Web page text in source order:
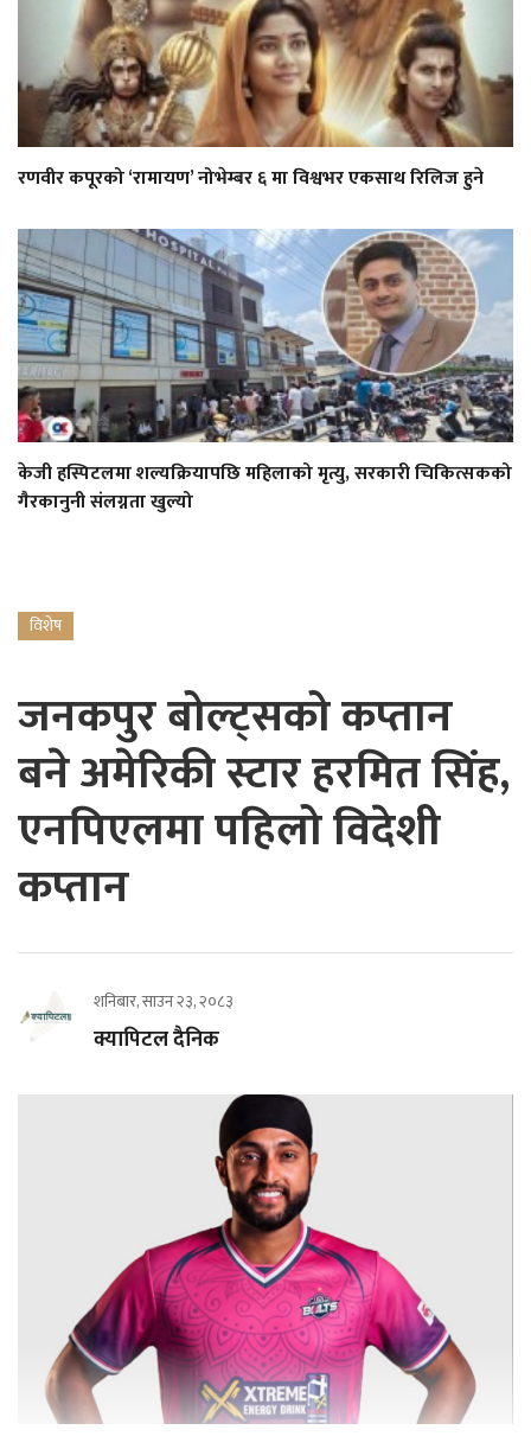
रणवीर कपूरको ‘रामायण’ नोभेम्बर ६ मा विश्वभर एकसाथ रिलिज हुने
केजी हस्पिटलमा शल्यक्रियापछि महिलाको मृत्यु, सरकारी चिकित्सकको
गैरकानुनी संलग्नता खुल्यो
विशेष
जनकपुर बोल्ट्सको कप्तान
बने अमेरिकी स्टार हरमित सिंह,
एनपिएलमा पहिलो विदेशी
कप्तान
शनिबार, साउन २३, २०८३
क्यापिटल दैनिक